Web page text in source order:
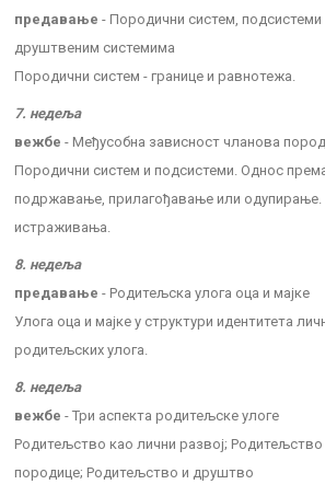
предавање - Породични систем,
друштвеним системима
Породични систем - границе и равнотежа.
7. недеља
вежбе - Међусобна зависност чланова
Породични систем и подсистеми. Однос
подржавање, прилагођавање или одупирање.
истраживања.
8. недеља
предавање - Родитељска улога оца и мајке
Улога оца и мајке у структури идентитета
родитељских улога.
8. недеља
вежбе - Три аспекта родитељске улоге
Родитељство као лични развој; Родитељство
породице; Родитељство и друштво